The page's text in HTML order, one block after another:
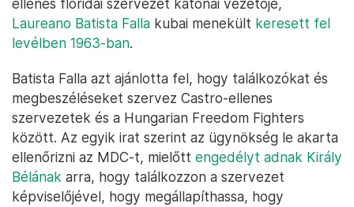
ellenes floridai szervezet katonai vezetője,
Laureano Batista Falla kubai menekült keresett fel
levélben 1963-ban.
Batista Falla azt ajánlotta fel, hogy találkozókat és
megbeszéléseket szervez Castro-ellenes
szervezetek és a Hungarian Freedom Fighters
között. Az egyik irat szerint az ügynökség le akarta
ellenőrizni az MDC-t, mielőtt engedélyt adnak Király
Bélának arra, hogy találkozzon a szervezet
képviselőjével, hogy megállapíthassa, hogy